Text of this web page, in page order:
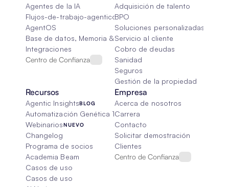
Agentes de la IA
Flujos-de-trabajo-agenticos
AgentOS
Base de datos, Memoria & Trapo
Integraciones
Centro de Confianza
Adquisición de talento
BPO
Soluciones personalizadas de IA
Servicio al cliente
Cobro de deudas
Sanidad
Seguros
Gestión de la propiedad
Recursos
Agentic InsightsBLOG
Automatización Genética 101
WebinariosNUEVO
Changelog
Programa de socios
Academia Beam
Casos de uso
Casos de uso
Empresa
Acerca de nosotros
Carrera
Contacto
Solicitar demostración
Clientes
Centro de Confianza